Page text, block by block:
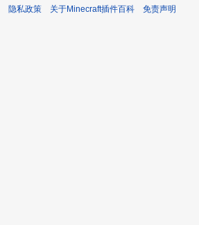
隐私政策 关于Minecraft插件百科 免责声明